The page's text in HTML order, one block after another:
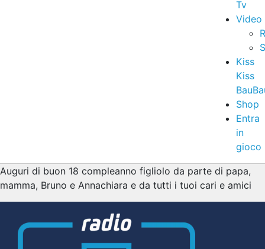
Tv
Video
Kiss
Kiss
Shop
Entra
in
gioco
Auguri di buon 18 compleanno figliolo da parte di papa,
mamma, Bruno e Annachiara e da tutti i tuoi cari e amici